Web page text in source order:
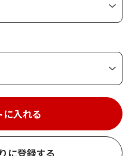
に入れる
に登録する